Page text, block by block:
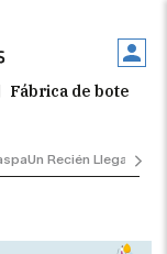
Fábrica de botellas
Un Recién Llegado